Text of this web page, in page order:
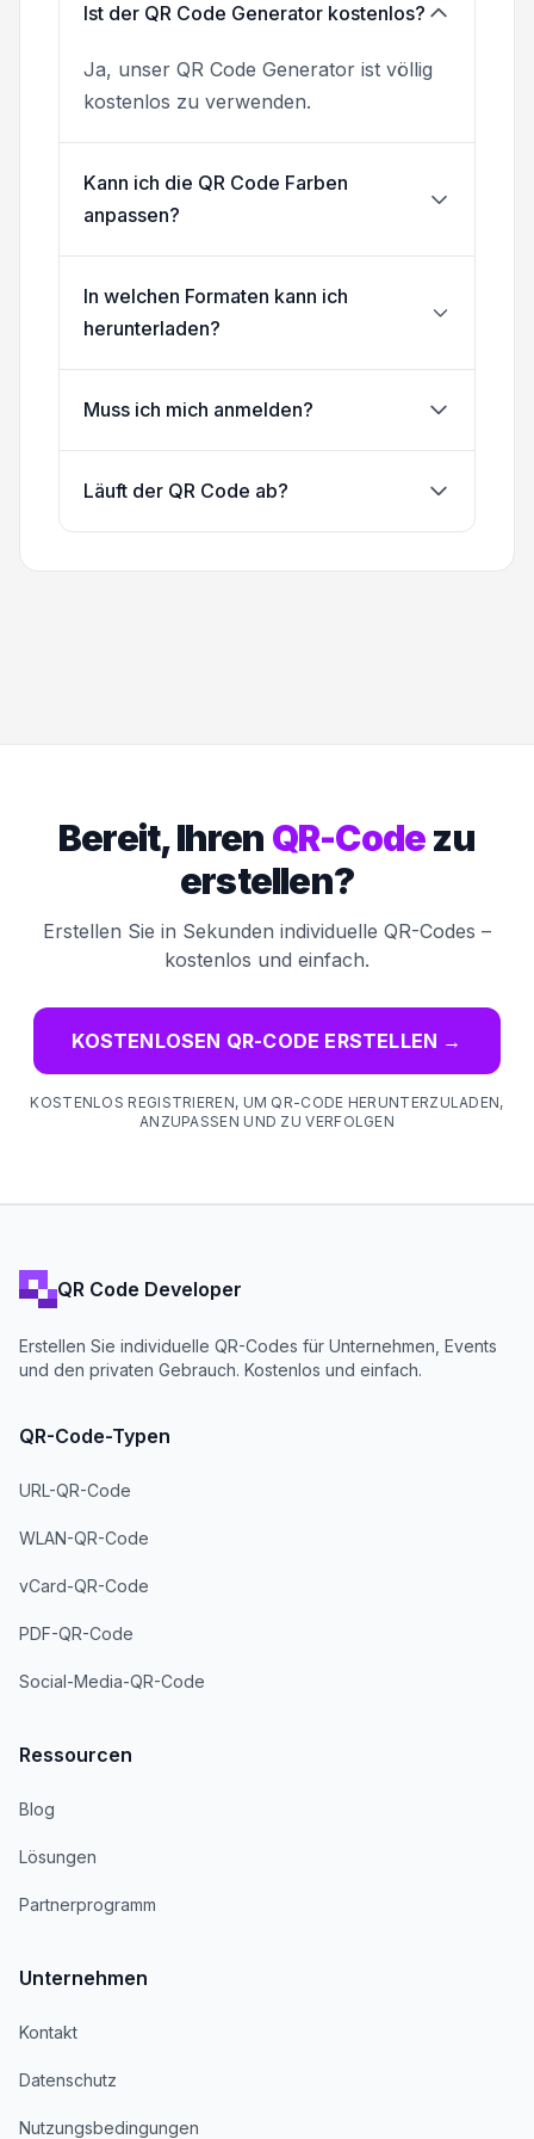
Ist der QR Code Generator kostenlos?
Ja, unser QR Code Generator ist völlig
kostenlos zu verwenden.
Kann ich die QR Code Farben
anpassen?
In welchen Formaten kann ich
herunterladen?
Muss ich mich anmelden?
Läuft der QR Code ab?
Bereit, Ihren QR-Codezu
erstellen?
Erstellen Sie in Sekunden individuelle QR-Codes –
kostenlos und einfach.
KOSTENLOSEN QR-CODE ERSTELLEN →
KOSTENLOS REGISTRIEREN, UM QR-CODE HERUNTERZULADEN,
ANZUPASSEN UND ZU VERFOLGEN
QR Code Developer
Erstellen Sie individuelle QR-Codes für Unternehmen, Events
und den privaten Gebrauch. Kostenlos und einfach.
QR-Code-Typen
URL-QR-Code
WLAN-QR-Code
vCard-QR-Code
PDF-QR-Code
Social-Media-QR-Code
Ressourcen
Blog
Lösungen
Partnerprogramm
Unternehmen
Kontakt
Datenschutz
Nutzungsbedingungen